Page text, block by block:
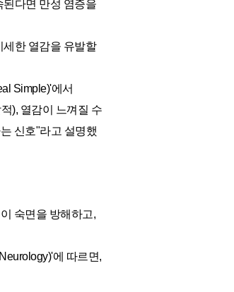
다면 만성 염증을
한 열감을 유발할
Simple)'에서
), 열감이 느껴질 수
신호"라고 설명했
숙면을 방해하고,
에 따르면,